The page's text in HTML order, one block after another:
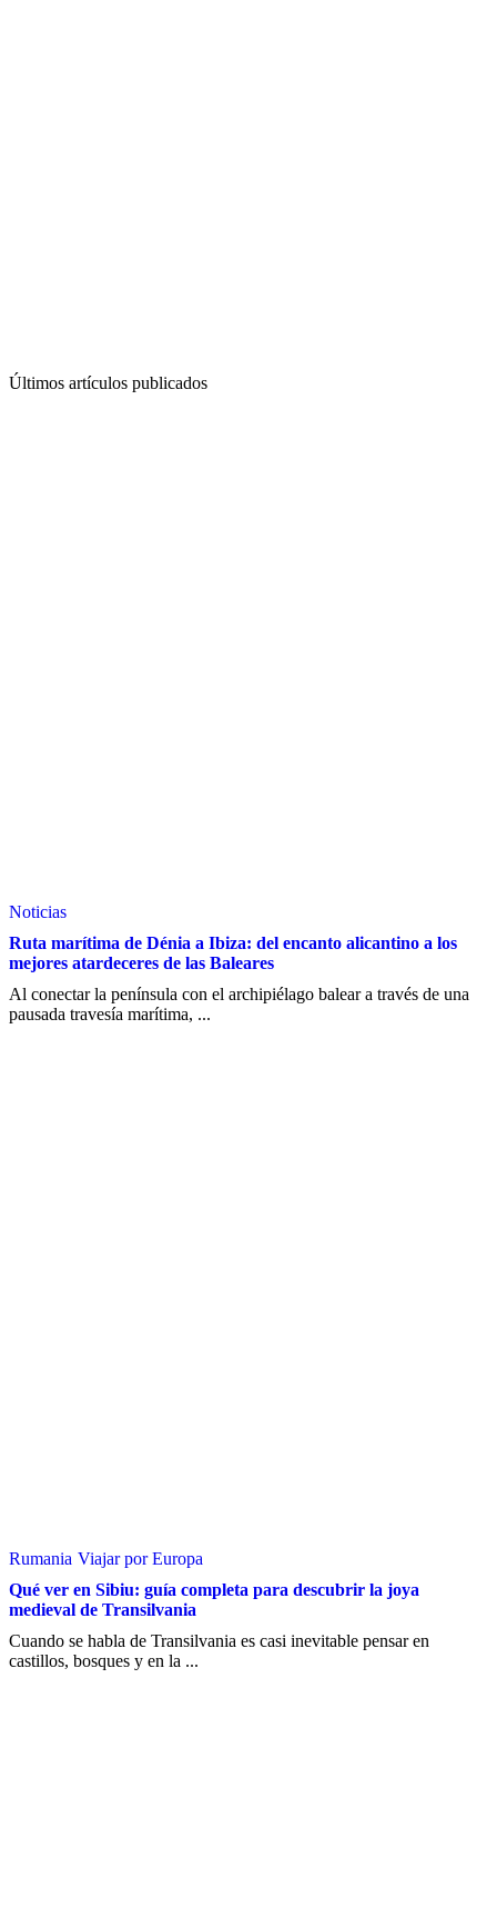
Últimos artículos publicados
Noticias
Ruta marítima de Dénia a Ibiza: del encanto alicantino a los
mejores atardeceres de las Baleares
Al conectar la península con el archipiélago balear a través de una
pausada travesía marítima, ...
Rumania Viajar por Europa
Qué ver en Sibiu: guía completa para descubrir la joya
medieval de Transilvania
Cuando se habla de Transilvania es casi inevitable pensar en
castillos, bosques y en la ...